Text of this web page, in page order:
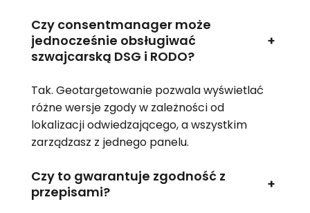
Czy consentmanager może
jednocześnie obsługiwać
szwajcarską DSG i RODO?
+
Tak. Geotargetowanie pozwala wyświetlać
różne wersje zgody w zależności od
lokalizacji odwiedzającego, a wszystkim
zarządzasz z jednego panelu.
Czy to gwarantuje zgodność z
przepisami?
+